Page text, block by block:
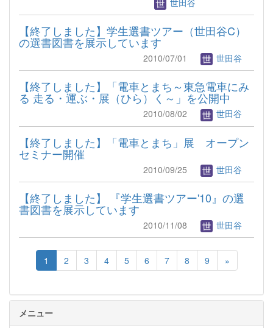
【終了しました】学生選書ツアー（世田谷C）
の選書図書を展示しています
2010/07/01 世田谷
【終了しました】「電車とまち～東急電車にみ
る 走る・運ぶ・展（ひら）く～」を公開中
2010/08/02 世田谷
【終了しました】「電車とまち」展 オープン
セミナー開催
2010/09/25 世田谷
【終了しました】 『学生選書ツアー'10』の選
書図書を展示しています
2010/11/08 世田谷
1 2 3 4 5 6 7 8 9 »
メニュー